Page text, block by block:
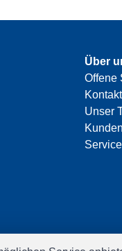
Über
Offene
Kontakt
Unser
Kunden